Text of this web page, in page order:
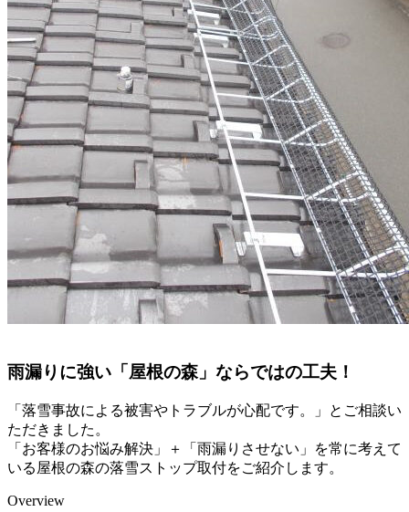
雨漏りに強い「屋根の森」ならではの工夫！
「落雪事故による被害やトラブルが心配です。」とご相談い
ただきました。
「お客様のお悩み解決」＋「雨漏りさせない」を常に考えて
いる屋根の森の落雪ストップ取付をご紹介します。
Overview